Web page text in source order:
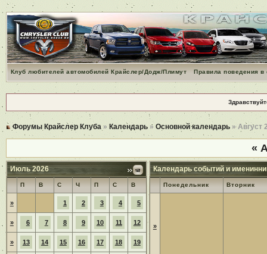
Клуб любителей автомобилей Крайслер/Додж/Плимут Правила поведения
Форумы Крайслер Клуба » Календарь» Основной календарь» Август
«
Июль 2026
П В С Ч П С В
» 1 2 3 4 5
» 6 7 8 9 10 11 12
» 13 14 15 16 17 18 19
Календарь событий и
Понедельник Вторник
»